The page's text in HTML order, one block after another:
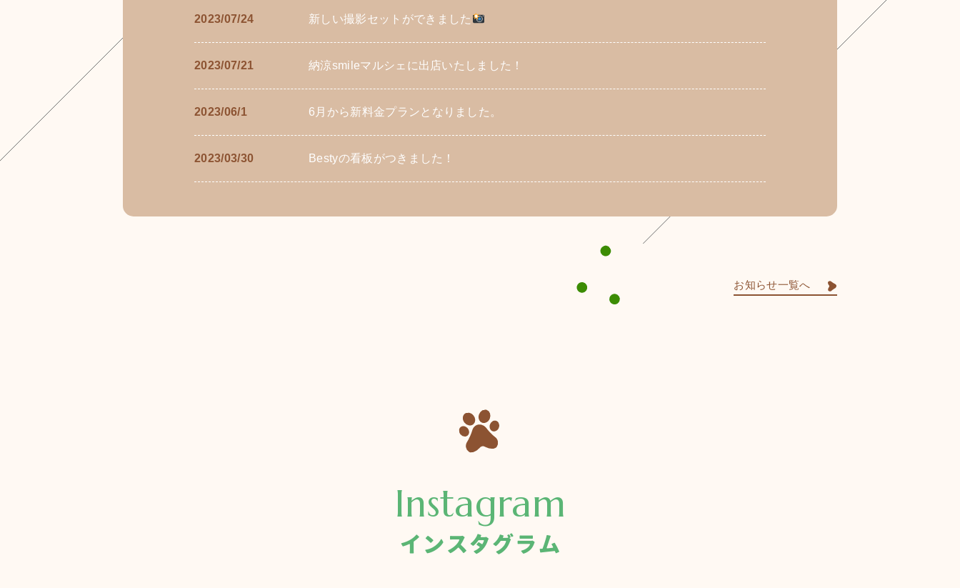
2023/07/24 新しい撮影セットができました
2023/07/21 納涼smileマルシェに出店いたしました！
2023/06/1 6月から新料金プランとなりました。
2023/03/30 Bestyの看板がつきました！
お知らせ一覧へ
Instagram
インスタグラム